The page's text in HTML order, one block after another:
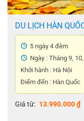
DU LỊCH HÀN
5 ngày 4 đêm
Ngày : Tháng 9, 10,
Khởi hành : Hà Nội
Điểm đến : Hàn Quốc
Giá từ: 13.990.000₫